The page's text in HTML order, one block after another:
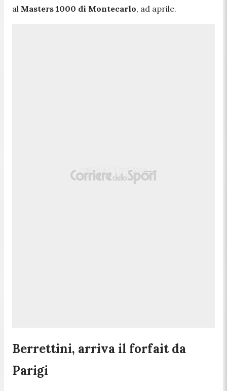
al Masters 1000 di Montecarlo, ad aprile.
Berrettini, arriva il forfait da
Parigi